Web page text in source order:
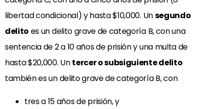
libertad condicional) y hasta $10,000. Unsegundo
delito es un delito grave de categoría B, con una
sentencia de 2 a 10 años de prisión y una multa de
hasta $20,000. Untercer o subsiguiente delito
también es un delito grave de categoría B, con
tres a 15 años de prisión, y